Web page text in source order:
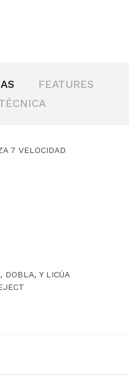
FEATURES
7 VELOCIDAD
DOBLA, Y LICÚA